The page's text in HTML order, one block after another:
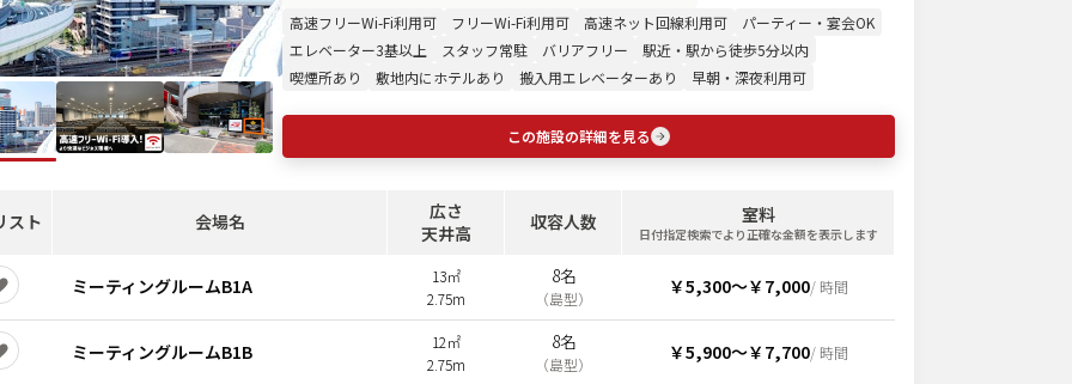
高速フリーWi-Fi利用可 フリーWi-Fi利用可 高速ネット回線利用可
パーティー・宴会OK
エレベーター3基以上
スタッフ常駐 バリアフリー
駅近・駅から徒歩5分以内
喫煙所あり
敷地内にホテルあり 搬入用エレベーターあり 早朝・深夜利用可
この施設の詳細を見る
スト 会場名
広さ
天井高
収容人数 室料
日付指定検索でより正確な金額を表示します
ミーティングルームB1A
13㎡
2.75m
8名
（島型）
￥5,300〜￥7,000/ 時間
ミーティングルームB1B
12㎡
2.75m
8名
（島型）
￥5,900〜￥7,700/ 時間